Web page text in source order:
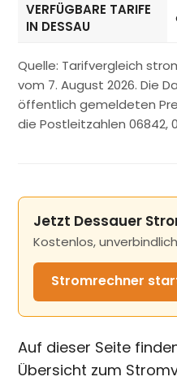
VERFÜGBARE TARIFE
IN DESSAU
Quelle: Tarifvergleich
vom 7. August 2026. Die
öffentlich gemeldeten
die Postleitzahlen 06842,
Jetzt Dessauer
Kostenlos,
Stromrechner
Auf dieser Seite
Übersicht zum